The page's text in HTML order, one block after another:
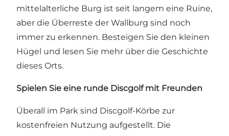
mittelalterliche Burg ist seit langem eine Ruine,
aber die Überreste der Wallburg sind noch
immer zu erkennen. Besteigen Sie den kleinen
Hügel und lesen Sie mehr über die Geschichte
dieses Orts.
Spielen Sie eine runde Discgolf mit Freunden
Überall im Park sind Discgolf-Körbe zur
kostenfreien Nutzung aufgestellt. Die